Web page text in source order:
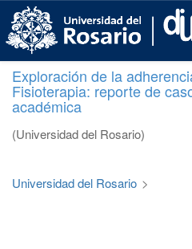
p
Exploración de la
Fisioterapia: reporte de
académica
(Universidad del Rosario)
Universidad del Rosario >